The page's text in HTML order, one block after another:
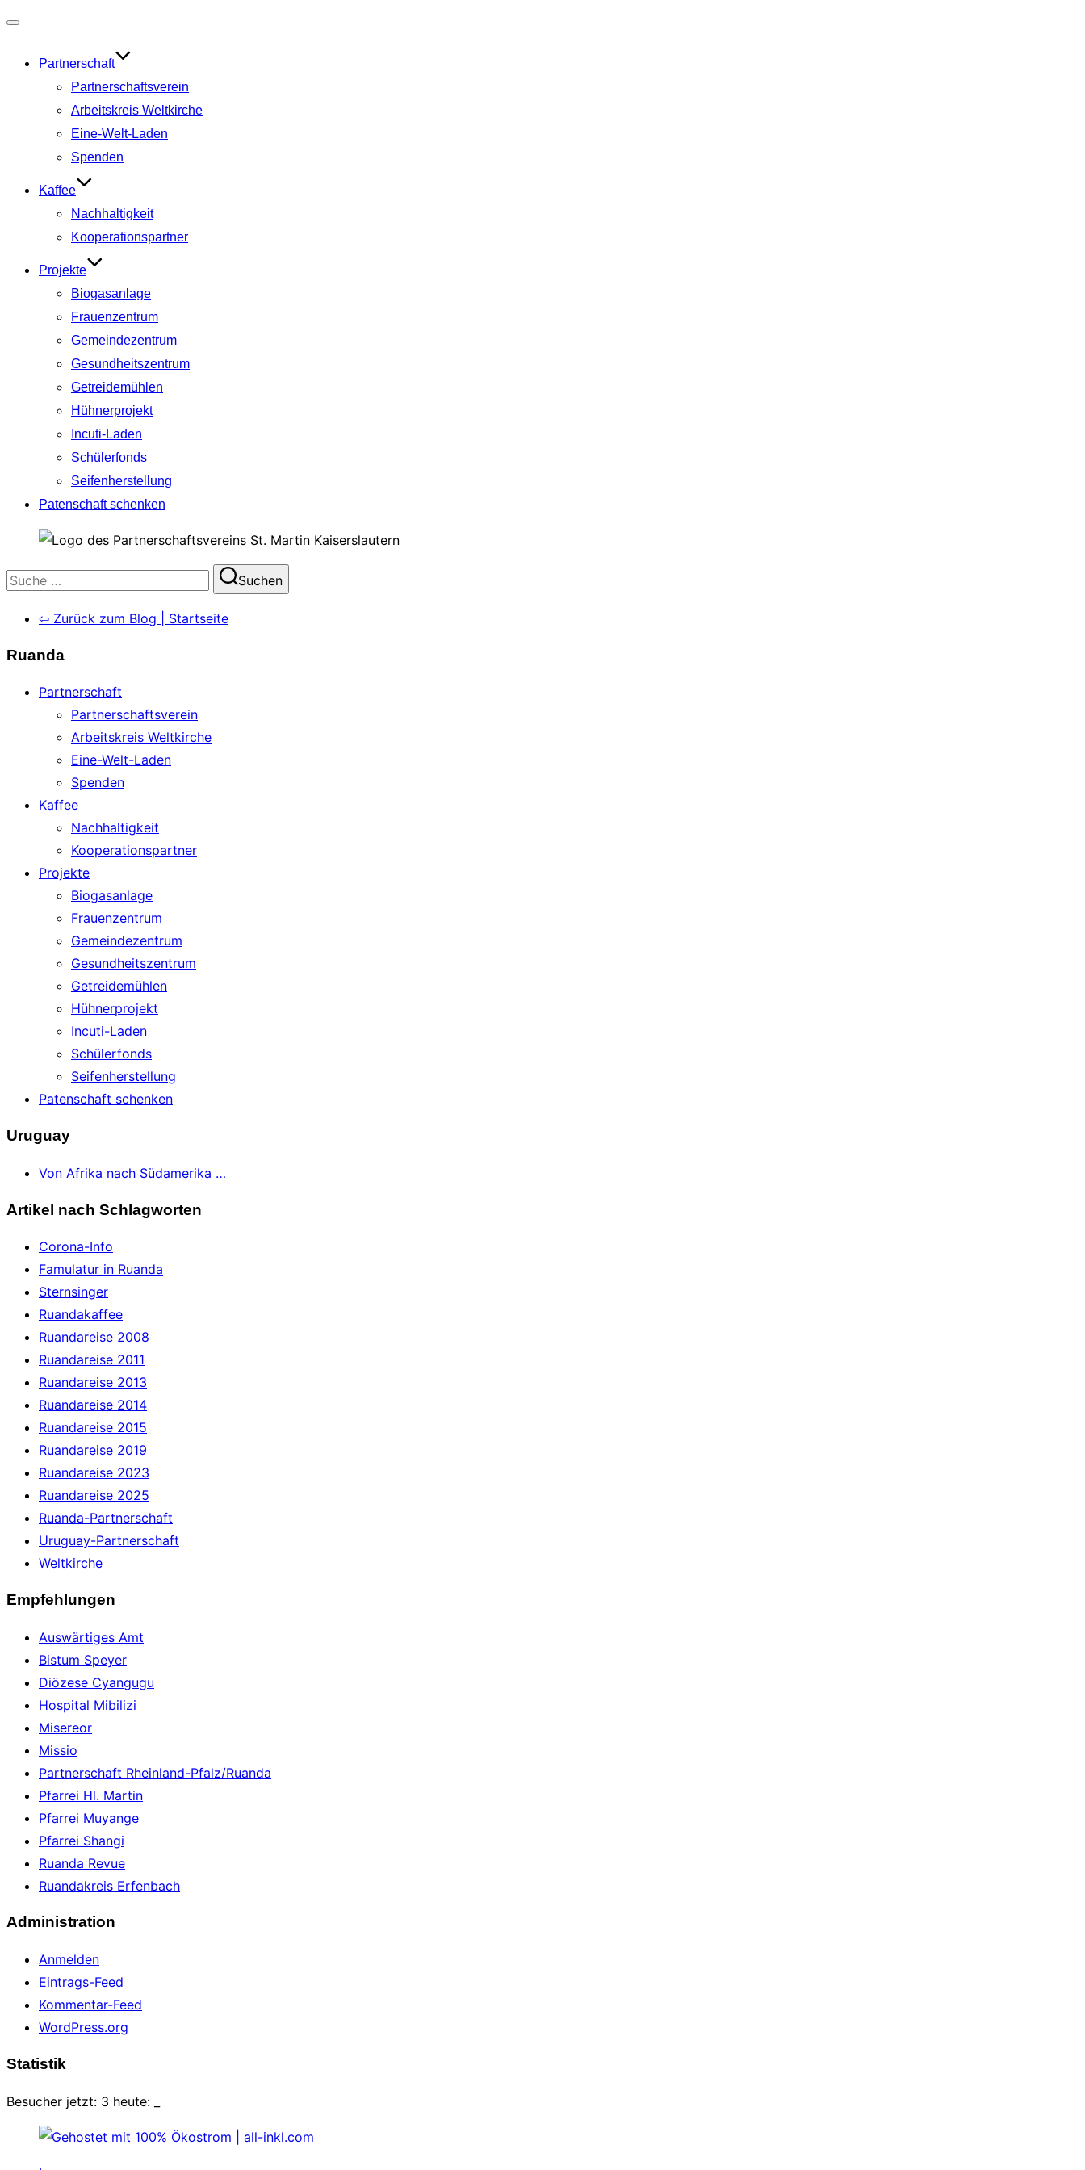
umschalten
Partnerschaft
Partnerschaftsverein
Arbeitskreis Weltkirche
Eine-Welt-Laden
Spenden
Kaffee
Nachhaltigkeit
Kooperationspartner
Projekte
Biogasanlage
Frauenzentrum
Gemeindezentrum
Gesundheitszentrum
Getreidemühlen
Hühnerprojekt
Incuti-Laden
Schülerfonds
Seifenherstellung
Patenschaft schenken
Suchen
Suchen
⇦ Zurück zum Blog | Startseite
Ruanda
Partnerschaft
Partnerschaftsverein
Arbeitskreis Weltkirche
Eine-Welt-Laden
Spenden
Kaffee
Nachhaltigkeit
Kooperationspartner
Projekte
Biogasanlage
Frauenzentrum
Gemeindezentrum
Gesundheitszentrum
Getreidemühlen
Hühnerprojekt
Incuti-Laden
Schülerfonds
Seifenherstellung
Patenschaft schenken
Uruguay
Von Afrika nach Südamerika …
Artikel nach Schlagworten
Corona-Info
Famulatur in Ruanda
Sternsinger
Ruandakaffee
Ruandareise 2008
Ruandareise 2011
Ruandareise 2013
Ruandareise 2014
Ruandareise 2015
Ruandareise 2019
Ruandareise 2023
Ruandareise 2025
Ruanda-Partnerschaft
Uruguay-Partnerschaft
Weltkirche
Empfehlungen
Auswärtiges Amt
Bistum Speyer
Diözese Cyangugu
Hospital Mibilizi
Misereor
Missio
Partnerschaft Rheinland-Pfalz/Ruanda
Pfarrei Hl. Martin
Pfarrei Muyange
Pfarrei Shangi
Ruanda Revue
Ruandakreis Erfenbach
Administration
Anmelden
Eintrags-Feed
Kommentar-Feed
WordPress.org
Statistik
Besucher jetzt: 3 heute: